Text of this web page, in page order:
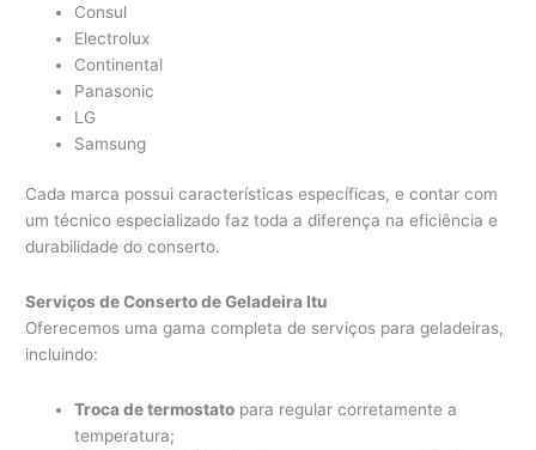
Consul
Electrolux
Continental
Panasonic
LG
Samsung
Cada marca possui características específicas, e contar com
um técnico especializado faz toda a diferença na eficiência e
durabilidade do conserto.
Serviços de Conserto de Geladeira Itu
Oferecemos uma gama completa de serviços para geladeiras,
incluindo:
Troca de termostato para regular corretamente a
temperatura;